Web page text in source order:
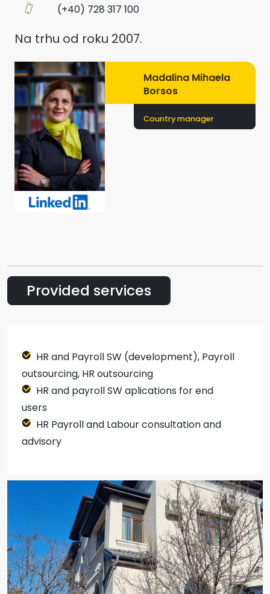
(+40) 728 317 100
Na trhu od roku 2007.
Madalina Mihaela
Borsos
Country manager
Provided services
HR and Payroll SW (development), Payroll
outsourcing, HR outsourcing
HR and payroll SW aplications for end
users
HR Payroll and Labour consultation and
advisory